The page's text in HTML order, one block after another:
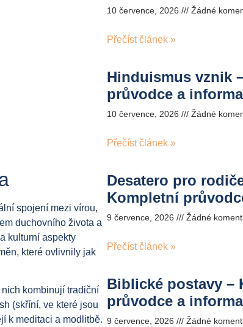
spojení mezi vírou,
duchovního života a
kulturní aspekty
které ovlivnily jak
kombinují tradiční
(skříní, ve které jsou
k meditaci a modlitbě.
10 července, 2026 Žádné
Přečíst článek »
Hinduismus vznik
průvodce a
10 července, 2026 Žádné
Přečíst článek »
Desatero pro
Kompletní
9 července, 2026 Žádné
Přečíst článek »
Biblické postavy –
průvodce a
9 července, 2026 Žádné